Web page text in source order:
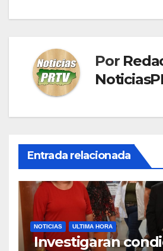
Por
Entrada relacionada
NOTICIAS ULTIMA HORA
Investigaran